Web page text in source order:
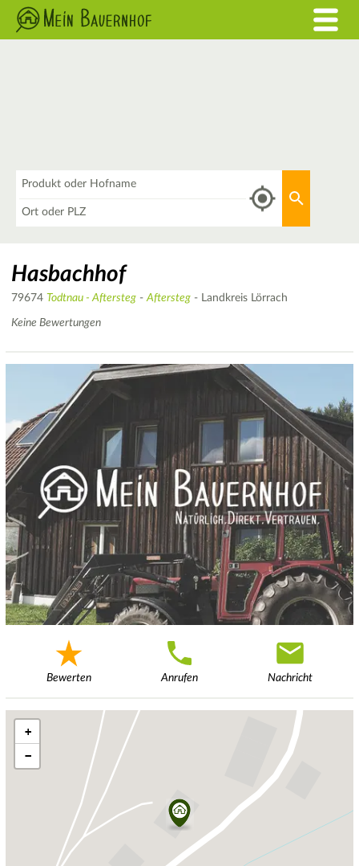
Hasbachhof
79674 Todtnau - Aftersteg -Aftersteg - Landkreis Lörrach
Keine Bewertungen
Bewerten Anrufen Nachricht
+
−